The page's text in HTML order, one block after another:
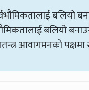
बलियो
आवागमनको